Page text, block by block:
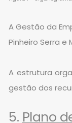
A Gestão da
Pinheiro Serra e
A estrutura
gestão dos
5. Plano